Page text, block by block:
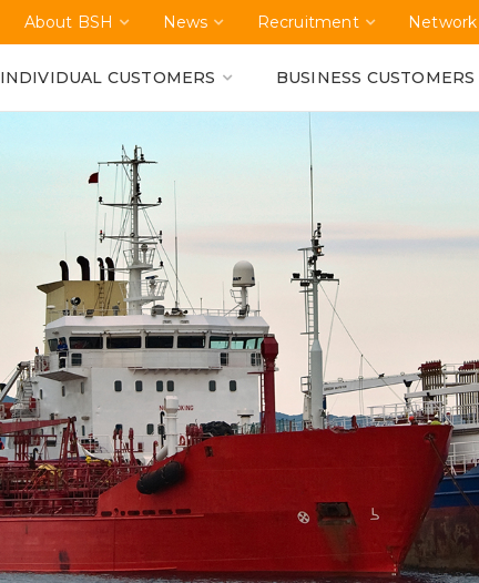
About BSH News Recruitment Network
INDIVIDUAL CUSTOMERS BUSINESS CUSTOMERS